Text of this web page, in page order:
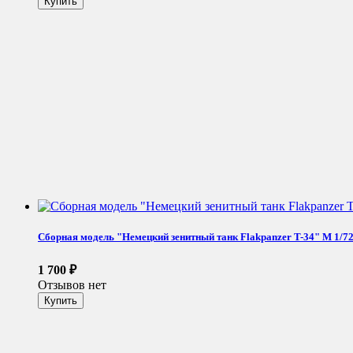
Сборная модель "Немецкий зенитный танк Flakpanzer T-34" М 1/72
1 700 ₽
Отзывов нет